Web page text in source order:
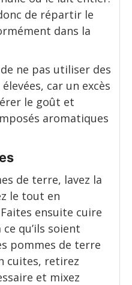
de répartir le
dans la
ne pas utiliser des
car un excès
le goût et
aromatiques
de terre, lavez la
le tout en
ensuite cuire
ce qu’ils soient
pommes de terre
cuites, retirez
et mixez